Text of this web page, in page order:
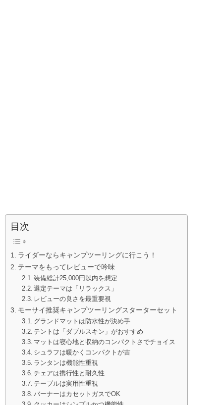
目次
ライダーならキャンプツーリングに行こう！
テーマをもってレビューで吟味
装備総計25,000円以内を想定
選定テーマは「リラックス」
レビューの良さを最重要視
モーサイ推奨キャンプツーリングスターターセット
グランドマットは防水性が決め手
テントは「ダブルスキン」がおすすめ
マットは寝心地と収納のコンパクトさでチョイス
シュラフは暖かくコンパクトが吉
ランタンは機能性重視
チェアは携行性と耐久性
テーブルは実用性重視
バーナーはカセットガスでOK